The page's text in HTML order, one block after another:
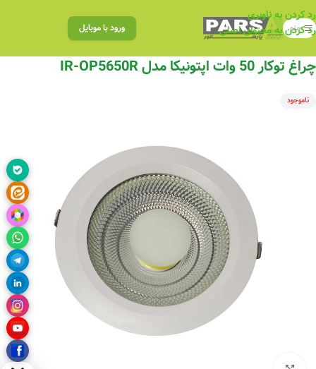
رد کردن به ناوبری
رد کردن به محتوای اصلی
منو ورود با موبایل
چراغ توکار 50 وات اپتونیکا مدل IR-OP5650R
ناموجود